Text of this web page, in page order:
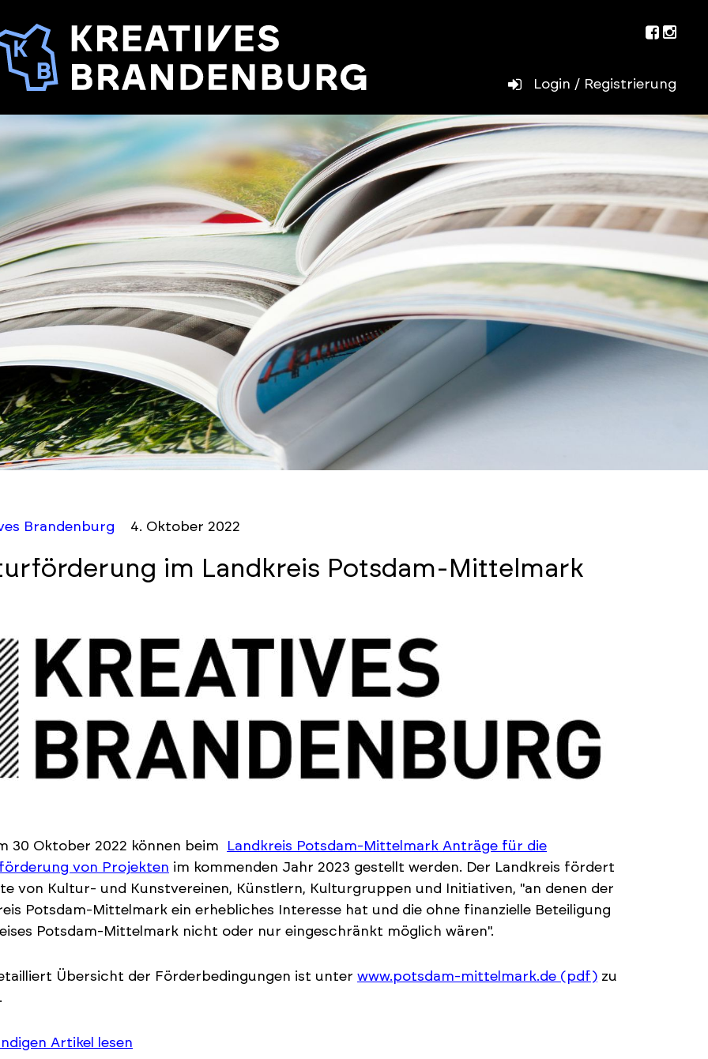
Login / Registrierung
Brandenburg 4. Oktober 2022
im Landkreis Potsdam-Mittelmark
30 Oktober 2022 können beim
Landkreis Potsdam-Mittelmark Anträge für die
von Projekten im kommenden Jahr 2023 gestellt werden. Der Landkreis fördert
von Kultur- und Kunstvereinen, Künstlern, Kulturgruppen und Initiativen, "an denen der
Potsdam-Mittelmark ein erhebliches Interesse hat und die ohne finanzielle Beteiligung
Potsdam-Mittelmark nicht oder nur eingeschränkt möglich wären".
Übersicht der Förderbedingungen ist unter www.potsdam-mittelmark.de (pdf) zu
Artikel lesen